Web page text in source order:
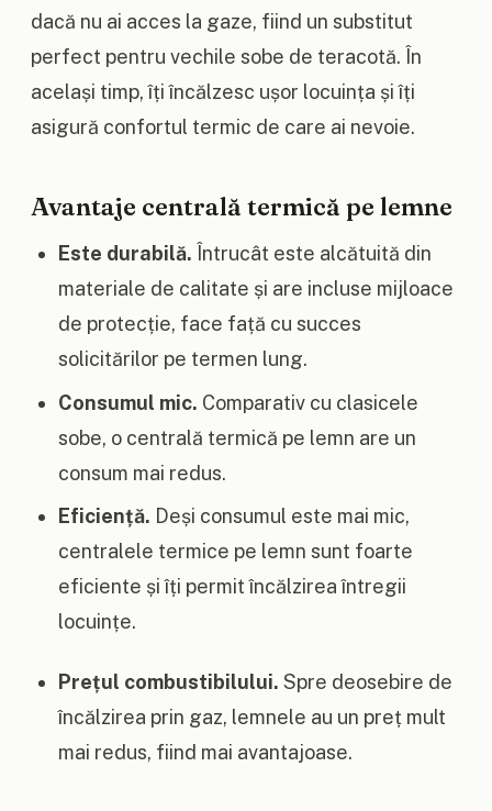
dacă nu ai acces la gaze, fiind un substitut
perfect pentru vechile sobe de teracotă. În
același timp, îți încălzesc ușor locuința și îți
asigură confortul termic de care ai nevoie.
Avantaje centrală termică pe lemne
Este durabilă. Întrucât este alcătuită din
materiale de calitate și are incluse mijloace
de protecție, face față cu succes
solicitărilor pe termen lung.
Consumul mic. Comparativ cu clasicele
sobe, o centrală termică pe lemn are un
consum mai redus.
Eficiență. Deși consumul este mai mic,
centralele termice pe lemn sunt foarte
eficiente și îți permit încălzirea întregii
locuințe.
Prețul combustibilului. Spre deosebire de
încălzirea prin gaz, lemnele au un preț mult
mai redus, fiind mai avantajoase.